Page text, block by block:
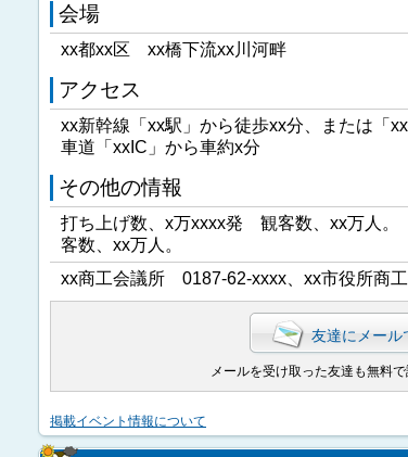
会場
xx都xx区 xx橋下流xx川河畔
アクセス
xx新幹線「xx駅」から徒歩xx分、または「
車道「xxIC」から車約x分
その他の情報
打ち上げ数、x万xxxx発 観客数、xx万人
客数、xx万人。
xx商工会議所 0187-62-xxxx、xx市役所商
友達にメール
メールを受け取った友達も無料
掲載イベント情報について